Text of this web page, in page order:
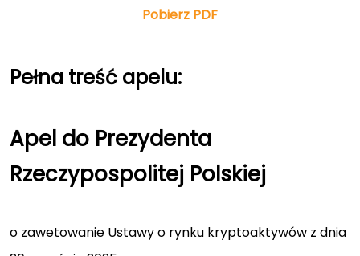
Pobierz PDF
Pełna treść apelu:
Apel do Prezydenta
Rzeczypospolitej Polskiej
o zawetowanie Ustawy o rynku kryptoaktywów z dnia